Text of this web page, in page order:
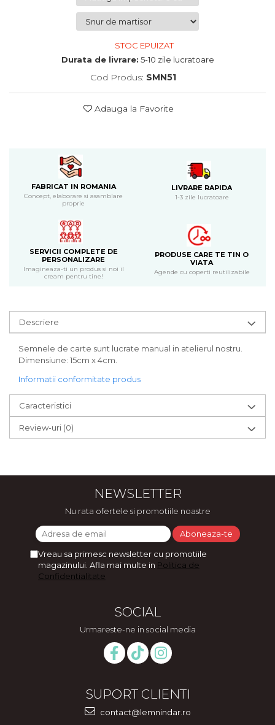
Cadouri pentru profesori
Cadouri pentru parinti
Cadouri pentru iubita
Cadouri pentru tata
Cadouri personalizate pentru nasi
Bijuterii
CERCEI ZAMAC
STOC EPUIZAT
Durata de livrare: 5-10 zile lucratoare
Cod Produs: SMN51
Adauga la Favorite
FABRICAT IN ROMANIA
Concept, elaborare si asamblare
proprie
LIVRARE RAPIDA
1-3 zile lucratoare
SERVICII COMPLETE DE
PERSONALIZARE
Imagineaza-ti un produs si noi il
cream pentru tine!
PRODUSE CARE TE TIN O
VIATA
Agende cu coperti reutilizabile
Descriere
Semnele de carte sunt lucrate manual in atelierul nostru.
Dimensiune: 15cm x 4cm.
Informatii conformitate produs
Caracteristici
Review-uri (0)
NEWSLETTER
Nu rata ofertele si promotiile noastre
Vreau sa primesc newsletter cu promotiile
magazinului. Afla mai multe in Politica de
Confidentialitate
SOCIAL
Urmareste-ne in social media
SUPORT CLIENTI
contact@lemnindar.ro